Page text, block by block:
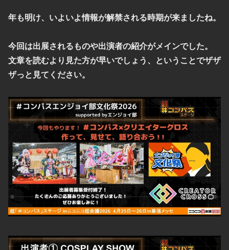
年も明け、いよいよ情報が解禁される時期が来ましたね。
今回は出展されるものや出演者の紹介がメインでした。
文章を読むより見た方が早いでしょう、ということでザザ
ザっと見てください。